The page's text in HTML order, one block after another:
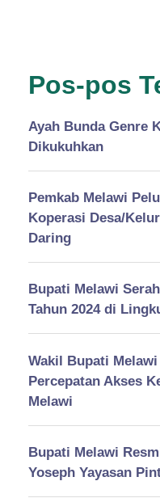
Pos-pos
Ayah Bunda Genre
Dikukuhkan
Pemkab Melawi
Koperasi Desa/
Daring
Bupati Melawi
Tahun 2024 di
Wakil Bupati
Percepatan Akses
Melawi
Bupati Melawi
Yoseph Yayasan